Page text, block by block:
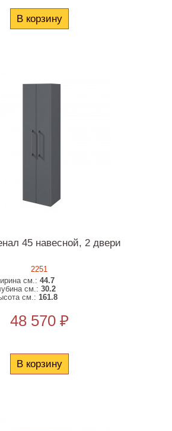
В корзину
45 навесной, 2 двери
2251
см.:44.7
см.:30.2
см.:161.8
48 570 ₽
В корзину